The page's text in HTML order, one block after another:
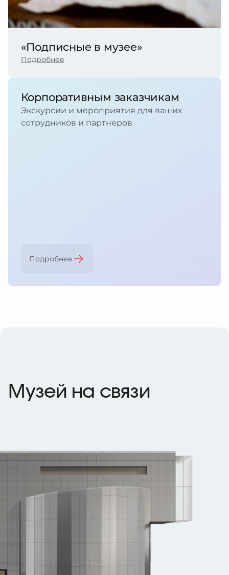
«Подписные в музее»
Подробнее
Корпоративным заказчикам
Экскурсии и мероприятия для ваших
сотрудников и партнеров
Подробнее
Музей на связи